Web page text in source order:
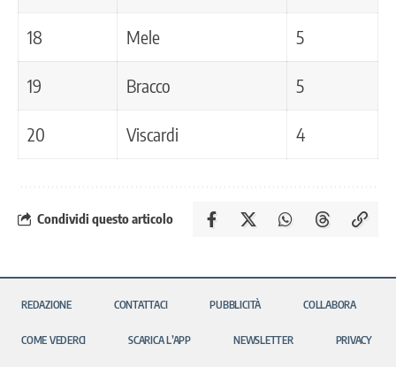
18 Mele 5
19 Bracco 5
20 Viscardi 4
Condividi questo articolo
REDAZIONE CONTATTACI PUBBLICITÀ COLLABORA
COME VEDERCI SCARICA L’APP NEWSLETTER PRIVACY